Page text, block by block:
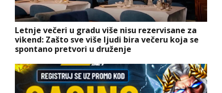
Letnje večeri u gradu više nisu rezervisane za
vikend: Zašto sve više ljudi bira večeru koja se
spontano pretvori u druženje